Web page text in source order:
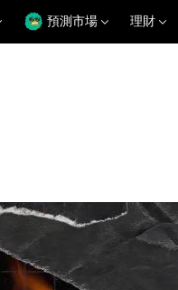
預測市場 理財